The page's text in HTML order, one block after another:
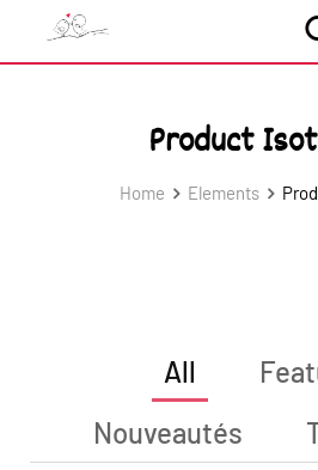
Product
Home Elements
All
Nouveautés